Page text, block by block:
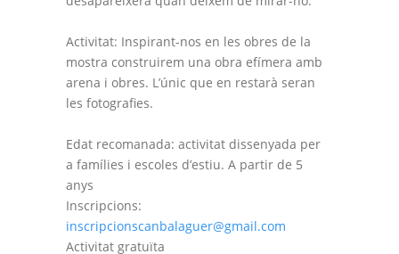
Activitat: Inspirant-nos en les obres de la
mostra construirem una obra efímera amb
arena i obres. L’únic que en restarà seran
les fotografies.
Edat recomanada: activitat dissenyada per
a famílies i escoles d’estiu. A partir de 5
anys
Inscripcions:
inscripcionscanbalaguer@gmail.com
Activitat gratuïta